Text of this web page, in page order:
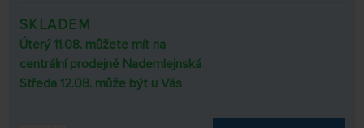
SKLADEM
Úterý 11.08. můžete mít na
centrální prodejně Nademlejnská
Středa 12.08. může být u Vás